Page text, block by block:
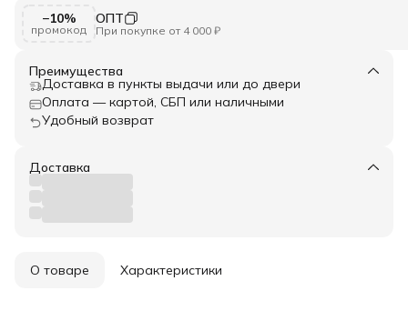
−10%
промокод
ОПТ
При покупке от 4 000 ₽
Преимущества
Доставка в пункты выдачи или до двери
Оплата — картой, СБП или наличными
Удобный возврат
Доставка
О товаре Характеристики